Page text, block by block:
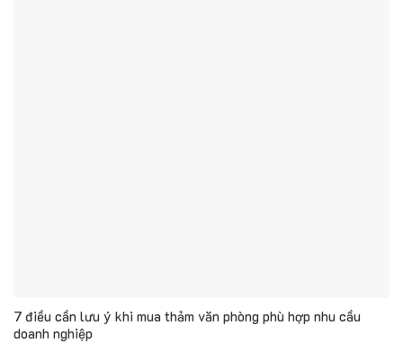
7 điều cần lưu ý khi mua thảm văn phòng phù hợp nhu cầu
doanh nghiệp